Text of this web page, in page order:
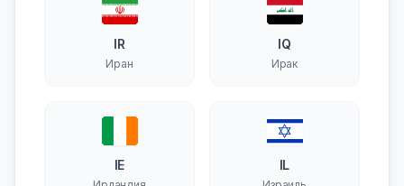
IR
Иран
IQ
Ирак
IE IL